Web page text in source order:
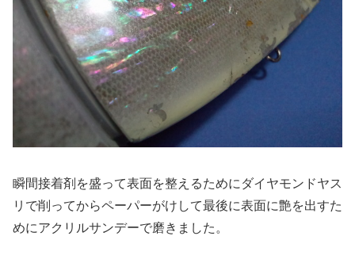
瞬間接着剤を盛って表面を整えるためにダイヤモンドヤス
リで削ってからペーパーがけして最後に表面に艶を出すた
めにアクリルサンデーで磨きました。